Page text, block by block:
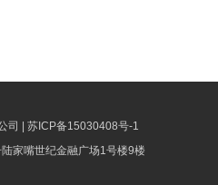
司 | 苏ICP备15030408号-1
家嘴世纪金融广场1号楼9楼